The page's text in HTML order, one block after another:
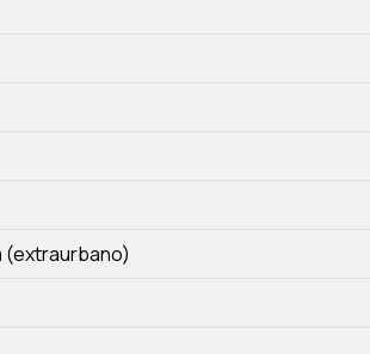
(extraurbano)